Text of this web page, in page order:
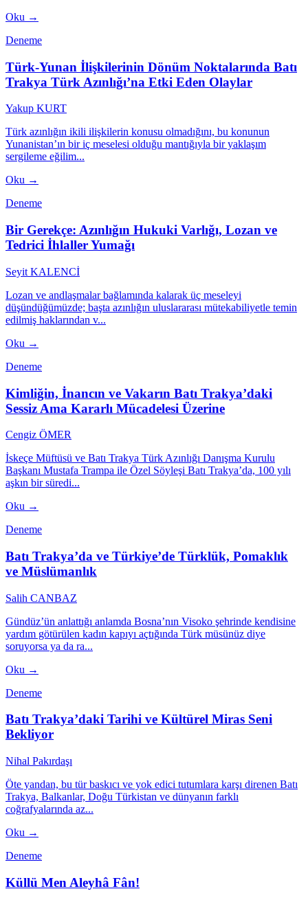
Oku →
Deneme
Türk-Yunan İlişkilerinin Dönüm Noktalarında Batı
Trakya Türk Azınlığı’na Etki Eden Olaylar
Yakup KURT
Türk azınlığın ikili ilişkilerin konusu olmadığını, bu konunun
Yunanistan’ın bir iç meselesi olduğu mantığıyla bir yaklaşım
sergileme eğilim...
Oku →
Deneme
Bir Gerekçe: Azınlığın Hukuki Varlığı, Lozan ve
Tedrici İhlaller Yumağı
Seyit KALENCİ
Lozan ve andlaşmalar bağlamında kalarak üç meseleyi
düşündüğümüzde; başta azınlığın uluslararası mütekabiliyetle temin
edilmiş haklarından v...
Oku →
Deneme
Kimliğin, İnancın ve Vakarın Batı Trakya’daki
Sessiz Ama Kararlı Mücadelesi Üzerine
Cengiz ÖMER
İskeçe Müftüsü ve Batı Trakya Türk Azınlığı Danışma Kurulu
Başkanı Mustafa Trampa ile Özel Söyleşi Batı Trakya’da, 100 yılı
aşkın bir süredi...
Oku →
Deneme
Batı Trakya’da ve Türkiye’de Türklük, Pomaklık
ve Müslümanlık
Salih CANBAZ
Gündüz’ün anlattığı anlamda Bosna’nın Visoko şehrinde kendisine
yardım götürülen kadın kapıyı açtığında Türk müsünüz diye
soruyorsa ya da ra...
Oku →
Deneme
Batı Trakya’daki Tarihi ve Kültürel Miras Seni
Bekliyor
Nihal Pakırdaşı
Öte yandan, bu tür baskıcı ve yok edici tutumlara karşı direnen Batı
Trakya, Balkanlar, Doğu Türkistan ve dünyanın farklı
coğrafyalarında az...
Oku →
Deneme
Küllü Men Aleyhâ Fân!